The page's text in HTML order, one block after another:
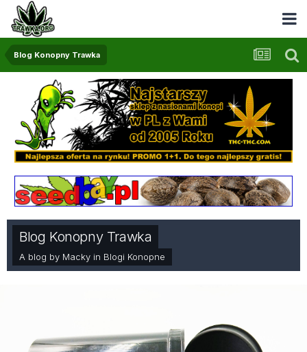
Blog Konopny Trawka
Blog Konopny Trawka
A blog by Macky in Blogi Konopne